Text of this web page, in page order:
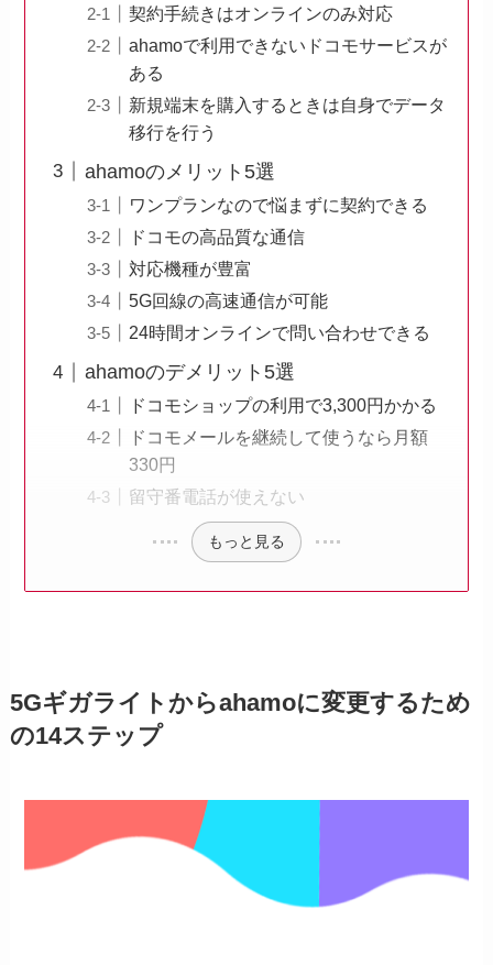
契約手続きはオンラインのみ対応
ahamoで利用できないドコモサービスが
ある
新規端末を購入するときは自身でデータ
移行を行う
ahamoのメリット5選
ワンプランなので悩まずに契約できる
ドコモの高品質な通信
対応機種が豊富
5G回線の高速通信が可能
24時間オンラインで問い合わせできる
ahamoのデメリット5選
ドコモショップの利用で3,300円かかる
ドコモメールを継続して使うなら月額
330円
留守番電話が使えない
もっと見る
5Gギガライトからahamoに変更するため
の14ステップ